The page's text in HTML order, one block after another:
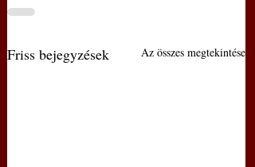
Friss bejegyzések Az összes megtekintése